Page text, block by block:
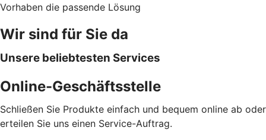
Vorhaben die passende Lösung
Wir sind für Sie da
Unsere beliebtesten Services
Online-Geschäftsstelle
Schließen Sie Produkte einfach und bequem online ab oder
erteilen Sie uns einen Service-Auftrag.